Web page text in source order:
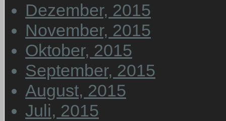
Dezember, 2015
November, 2015
Oktober, 2015
September, 2015
August, 2015
Juli, 2015